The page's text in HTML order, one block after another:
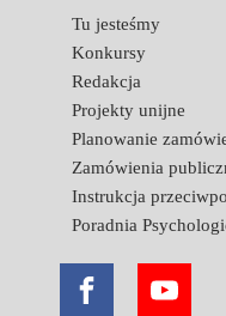
Tu jesteśmy
Konkursy
Redakcja
Projekty unijne
Planowanie
Zamówienia
Instrukcja
Poradnia